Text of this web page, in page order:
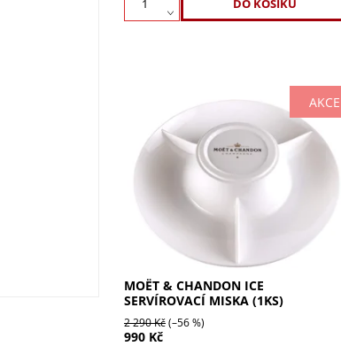
AKCE
Moët & Chandon ICE servírovací
miska pro dokonalé osvěžení. Ideální
na mátu, okurku či ananas. Originální
doplněk k Ice Imperial. Objednejte
MOËT & CHANDON ICE
SERVÍROVACÍ MISKA (1KS)
2 290 Kč(–56 %)
990 Kč